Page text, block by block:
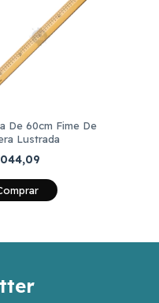
De 60cm Fime De
Lustrada